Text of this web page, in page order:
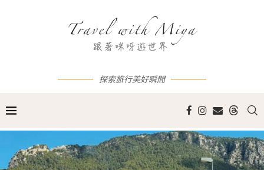
探索旅行美好瞬間